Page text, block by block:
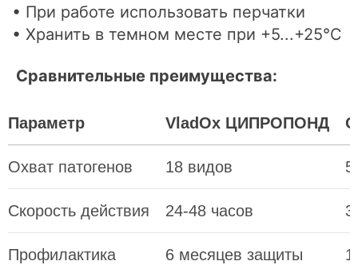
• При работе использовать перчатки
• Хранить в темном месте при +5...+25°С
Сравнительные преимущества:
Параметр VladOx ЦИПРОПОНД
Охват патогенов 18 видов
Скорость действия 24-48 часов
Профилактика 6 месяцев защиты